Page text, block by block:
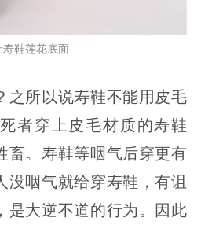
寿鞋莲花底面
之所以说寿鞋不能用皮毛
者穿上皮毛材质的寿鞋
畜。寿鞋等咽气后穿更有
没咽气就给穿寿鞋，有诅
是大逆不道的行为。因此